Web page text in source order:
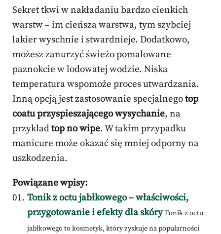
Sekret tkwi w nakładaniu bardzo cienkich
warstw – im cieńsza warstwa, tym szybciej
lakier wyschnie i stwardnieje. Dodatkowo,
możesz zanurzyć świeżo pomalowane
paznokcie w lodowatej wodzie. Niska
temperatura wspomoże proces utwardzania.
Inną opcją jest zastosowanie specjalnegotop
coatu przyspieszającego wysychanie, na
przykładtop no wipe. W takim przypadku
manicure może okazać się mniej odporny na
uszkodzenia.
Powiązane wpisy:
Tonik z octu jabłkowego – właściwości,
przygotowanie i efekty dla skóry Tonik z octu
jabłkowego to kosmetyk, który zyskuje na popularności